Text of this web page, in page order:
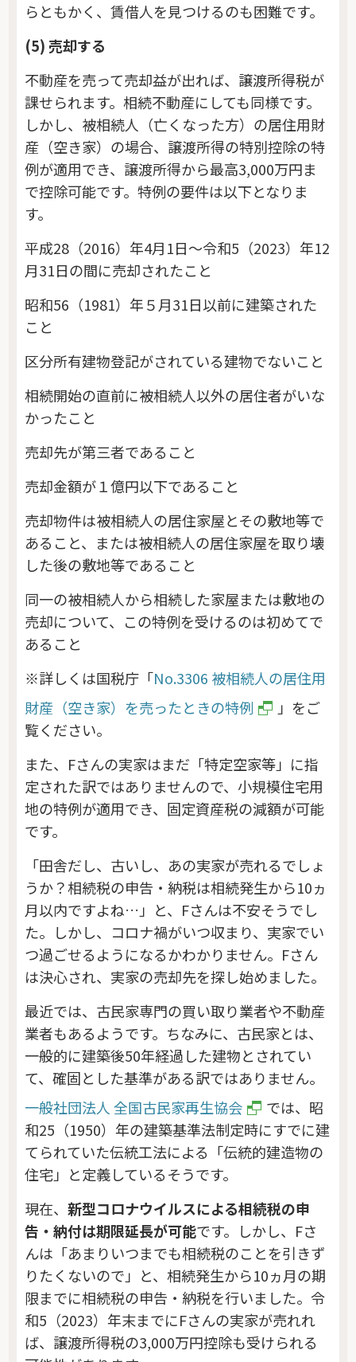
らともかく、賃借人を見つけるのも困難です。
(5) 売却する
不動産を売って売却益が出れば、譲渡所得税が
課せられます。相続不動産にしても同様です。
しかし、被相続人（亡くなった方）の居住用財
産（空き家）の場合、譲渡所得の特別控除の特
例が適用でき、譲渡所得から最高3,000万円ま
で控除可能です。特例の要件は以下となりま
す。
平成28（2016）年4月1日～令和5（2023）年12
月31日の間に売却されたこと
昭和56（1981）年５月31日以前に建築された
こと
区分所有建物登記がされている建物でないこと
相続開始の直前に被相続人以外の居住者がいな
かったこと
売却先が第三者であること
売却金額が１億円以下であること
売却物件は被相続人の居住家屋とその敷地等で
あること、または被相続人の居住家屋を取り壊
した後の敷地等であること
同一の被相続人から相続した家屋または敷地の
売却について、この特例を受けるのは初めてで
あること
※詳しくは国税庁「No.3306 被相続人の居住用
財産（空き家）を売ったときの特例
」をご
覧ください。
また、Fさんの実家はまだ「特定空家等」に指
定された訳ではありませんので、小規模住宅用
地の特例が適用でき、固定資産税の減額が可能
です。
「田舎だし、古いし、あの実家が売れるでしょ
うか？相続税の申告・納税は相続発生から10ヵ
月以内ですよね…」と、Fさんは不安そうでし
た。しかし、コロナ禍がいつ収まり、実家でい
つ過ごせるようになるかわかりません。Fさん
は決心され、実家の売却先を探し始めました。
最近では、古民家専門の買い取り業者や不動産
業者もあるようです。ちなみに、古民家とは、
一般的に建築後50年経過した建物とされてい
て、確固とした基準がある訳ではありません。
一般社団法人 全国古民家再生協会
では、昭
和25（1950）年の建築基準法制定時にすでに建
てられていた伝統工法による「伝統的建造物の
住宅」と定義しているそうです。
現在、新型コロナウイルスによる相続税の申
告・納付は期限延長が可能です。しかし、Fさ
んは「あまりいつまでも相続税のことを引きず
りたくないので」と、相続発生から10ヵ月の期
限までに相続税の申告・納税を行いました。令
和5（2023）年末までにFさんの実家が売れれ
ば、譲渡所得税の3,000万円控除も受けられる